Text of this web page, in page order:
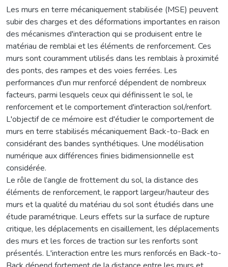
Les murs en terre mécaniquement stabilisée (MSE) peuvent
subir des charges et des déformations importantes en raison
des mécanismes d'interaction qui se produisent entre le
matériau de remblai et les éléments de renforcement. Ces
murs sont couramment utilisés dans les remblais à proximité
des ponts, des rampes et des voies ferrées. Les
performances d'un mur renforcé dépendent de nombreux
facteurs, parmi lesquels ceux qui définissent le sol, le
renforcement et le comportement d'interaction sol/renfort.
L'objectif de ce mémoire est d'étudier le comportement de
murs en terre stabilisés mécaniquement Back-to-Back en
considérant des bandes synthétiques. Une modélisation
numérique aux différences finies bidimensionnelle est
considérée.
Le rôle de l’angle de frottement du sol, la distance des
éléments de renforcement, le rapport largeur/hauteur des
murs et la qualité du matériau du sol sont étudiés dans une
étude paramétrique. Leurs effets sur la surface de rupture
critique, les déplacements en cisaillement, les déplacements
des murs et les forces de traction sur les renforts sont
présentés. L'interaction entre les murs renforcés en Back-to-